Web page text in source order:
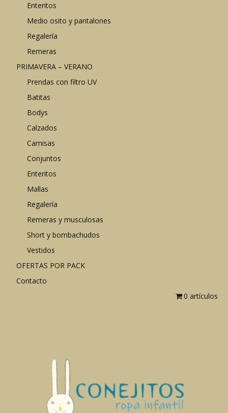
Enteritos
Medio osito y pantalones
Regalería
Remeras
PRIMAVERA – VERANO
Prendas con filtro UV
Batitas
Bodys
Calzados
Camisas
Conjuntos
Enteritos
Mallas
Regalería
Remeras y musculosas
Short y bombachudos
Vestidos
OFERTAS POR PACK
Contacto
0 artículos